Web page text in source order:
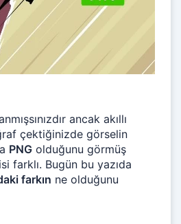
ancak akıllı
çektiğinizde görselin
PNG olduğunu görmüş
farklı. Bugün bu yazıda
farkın ne olduğunu